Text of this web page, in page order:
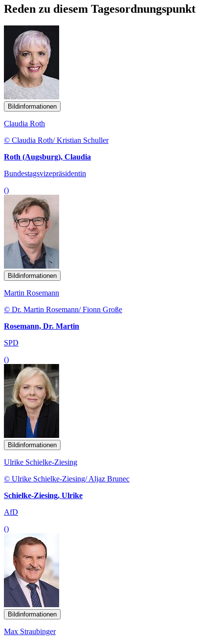
Reden zu diesem Tagesordnungspunkt
Bildinformationen
Claudia Roth
© Claudia Roth/ Kristian Schuller
Roth (Augsburg), Claudia
Bundestagsvizepräsidentin
()
Bildinformationen
Martin Rosemann
© Dr. Martin Rosemann/ Fionn Große
Rosemann, Dr. Martin
SPD
()
Bildinformationen
Ulrike Schielke-Ziesing
© Ulrike Schielke-Ziesing/ Aljaz Brunec
Schielke-Ziesing, Ulrike
AfD
()
Bildinformationen
Max Straubinger